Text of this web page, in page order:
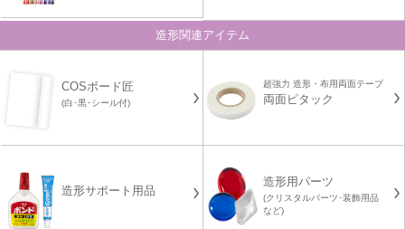
造形関連アイテム
COSボード匠
(白･黒･シール付)
超強力 造形・布用両面テープ
両面ピタック
造形サポート用品
造形用パーツ
(クリスタルパーツ･装飾用品
など)